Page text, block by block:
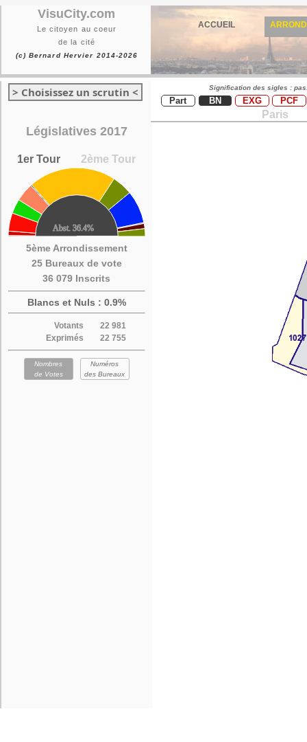
VisuCity.com
Le citoyen au coeur
de la cité
(c) Bernard Hervier 2014-2026
ACCUEIL
> Choisissez un scrutin <
Législatives 2017
1er Tour 2ème Tour
5ème Arrondissement
25 Bureaux de vote
36 079 Inscrits
Blancs et Nuls : 0.9%
Votants
22 981
Exprimés
22 755
Nombres
de Votes
Numéros
des Bureaux
Signification des sigles :
Part BN EXG PCF
Paris